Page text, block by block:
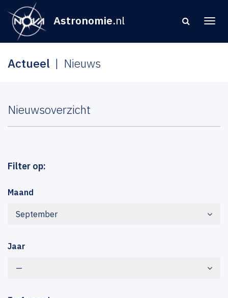
Astronomie.nl
Actueel Nieuws
Nieuwsoverzicht
Filter op:
Maand
September
Jaar
—